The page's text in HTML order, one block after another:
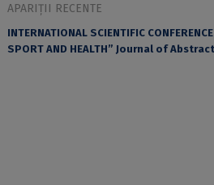
APARIȚII RECENTE
INTERNATIONAL SCIENTIFIC
SPORT AND HEALTH” Journal of